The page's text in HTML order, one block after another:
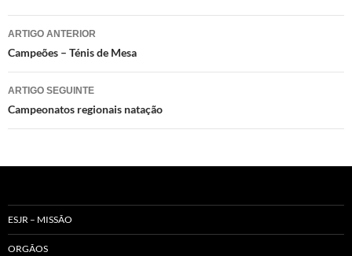
Navegação
de
artigos
ARTIGO ANTERIOR
Campeões – Ténis de Mesa
ARTIGO SEGUINTE
Campeonatos regionais natação
ESJR – MISSÃO
ORGÃOS